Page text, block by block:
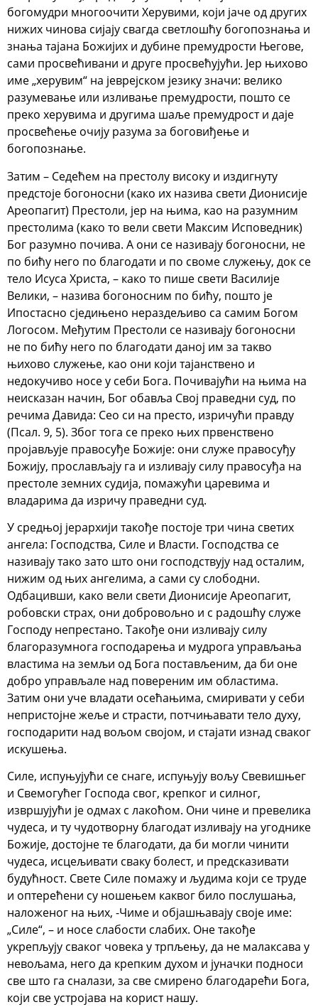
богомудри многоочити Херувими, који јаче од других
нижих чинова сијају свагда светлошћу богопознања и
знања тајана Божијих и дубине премудрости Његове,
сами просвећивани и друге просвећујући. Јер њихово
име „херувим“ на јеврејском језику значи: велико
разумевање или изливање премудрости, пошто се
преко херувима и другима шаље премудрост и даје
просвећење очију разума за боговиђење и
богопознање.
Затим – Седећем на престолу високу и издигнуту
предстоје богоносни (како их назива свети Дионисије
Ареопагит) Престоли, јер на њима, као на разумним
престолима (како то вели свети Максим Исповедник)
Бог разумно почива. А они се називају богоносни, не
по бићу него по благодати и по своме служењу, док се
тело Исуса Христа, – како то пише свети Василије
Велики, – назива богоносним по бићу, пошто је
Ипостасно сједињено нераздељиво са самим Богом
Логосом. Међутим Престоли се називају богоносни
не по бићу него по благодати даној им за такво
њихово служење, као они који тајанствено и
недокучиво носе у себи Бога. Почивајући на њима на
неисказан начин, Бог обавља Свој праведни суд, по
речима Давида: Сео си на престо, изричући правду
(Псал. 9, 5). Због тога се преко њих првенствено
пројављује правосуђе Божије: они служе правосуђу
Божију, прослављају га и изливају силу правосуђа на
престоле земних судија, помажући царевима и
владарима да изричу праведни суд.
У средњој јерархији такође постоје три чина светих
ангела: Господства, Силе и Власти. Господства се
називају тако зато што они господствују над осталим,
нижим од њих ангелима, а сами су слободни.
Одбацивши, како вели свети Дионисије Ареопагит,
робовски страх, они добровољно и с радошћу служе
Господу непрестано. Такође они изливају силу
благоразумнога господарења и мудрога управљања
властима на земљи од Бога постављеним, да би оне
добро управљале над повереним им областима.
Затим они уче владати осећањима, смиривати у себи
непристојне жеље и страсти, потчињавати тело духу,
господарити над вољом својом, и стајати изнад сваког
искушења.
Силе, испуњујући се снаге, испуњују вољу Свевишњег
и Свемогућег Господа свог, крепког и силног,
извршујући је одмах с лакоћом. Они чине и превелика
чудеса, и ту чудотворну благодат изливају на угоднике
Божије, достојне те благодати, да би могли чинити
чудеса, исцељивати сваку болест, и предсказивати
будућност. Свете Силе помажу и људима који се труде
и оптерећени су ношењем каквог било послушања,
наложеног на њих, -Чиме и објашњавају своје име:
„Силе“, – и носе слабости слабих. Оне такође
укрепљују сваког човека у трпљењу, да не малаксава у
невољама, него да крепким духом и јуначки подноси
све што га сналази, за све смирено благодарећи Бога,
који све устројава на корист нашу.